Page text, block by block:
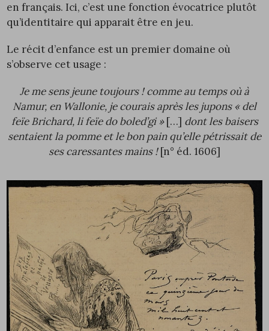
en français. Ici, c’est une fonction évocatrice plutôt
qu’identitaire qui apparait être en jeu.
Le récit d’enfance est un premier domaine où
s’observe cet usage :
Je me sens jeune toujours ! comme au temps où à
Namur, en Wallonie, je courais après les jupons « del
feïe Brichard, li feïe do boled’gi »[…] dont les baisers
sentaient la pomme et le bon pain qu’elle pétrissait de
ses caressantes mains ![n° éd. 1606]